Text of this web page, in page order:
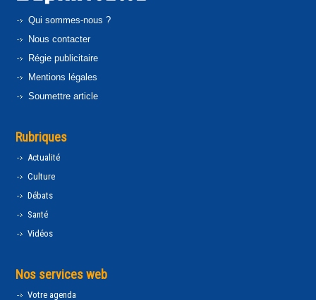
Qui sommes-nous ?
Nous contacter
Régie publicitaire
Mentions légales
Soumettre article
Rubriques
Actualité
Culture
Débats
Santé
Vidéos
Nos services web
Votre agenda